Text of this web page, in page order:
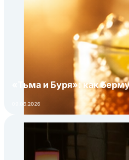
«Тьма и Буря»: как
09.06.2026